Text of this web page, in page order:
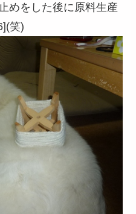
めをした後に原料生産
笑)